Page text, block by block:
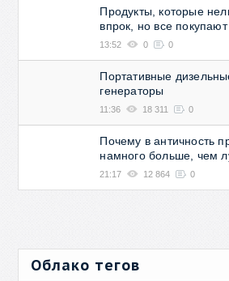
Продукты, которые
впрок, но все покупают
13:52 0 0
Портативные
генераторы
11:36 18 311 0
Почему в античность
намного больше, чем
21:17 12 864 0
Облако тегов